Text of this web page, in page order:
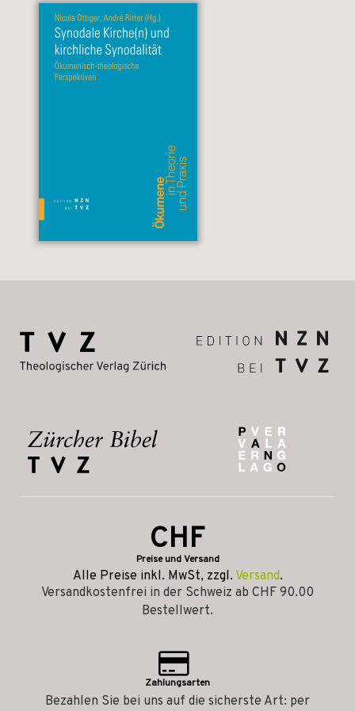
CHF
Preise und Versand
Alle Preise inkl. MwSt, zzgl. Versand.
Versandkostenfrei in der Schweiz ab CHF 90.00
Bestellwert.
Zahlungsarten
Bezahlen Sie bei uns auf die sicherste Art: per